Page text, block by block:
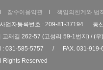
잠수이용약관
책임의한계와 법
사업자등록번호 : 209-81-37194
통
고재길 262-57 (고성리 59-1번지) / (
: 031-585-5757 /
FAX. 031-919-
Rights Reserved